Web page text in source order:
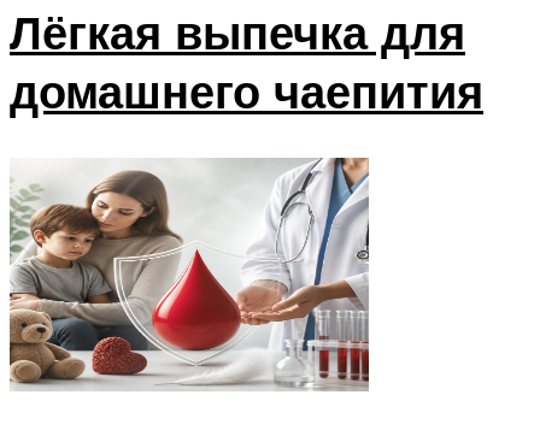
Лёгкая выпечка для
домашнего чаепития